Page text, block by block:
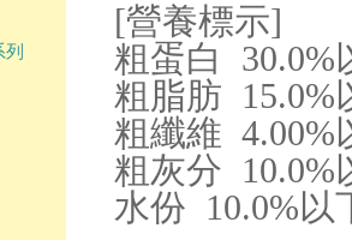
列
[營養標示]
粗蛋白 30.0%
粗脂肪 15.0%
粗纖維 4.00%
粗灰分 10.0%
水份 10.0%以